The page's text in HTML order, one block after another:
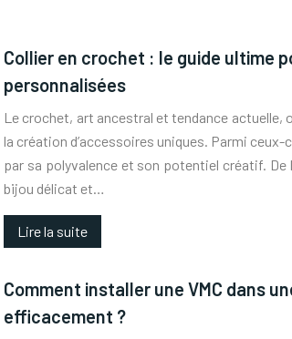
Collier en crochet : le guide ultime
personnalisées
Le crochet, art ancestral et tendance
la création d’accessoires uniques. Parmi
par sa polyvalence et son potentiel créatif.
bijou délicat et…
Lire la suite
Comment installer une VMC dans
efficacement ?